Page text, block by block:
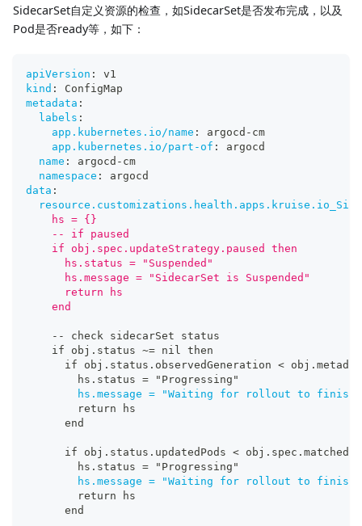
SidecarSet自定义资源的检查，如SidecarSet是否发布完成，以及
Pod是否ready等，如下：
apiVersion :
v1
kind :
ConfigMap
metadata :
labels :
app.kubernetes.io/name : argocd - cm
app.kubernetes.io/part-of :
argocd
name : argocd - cm
namespace :
argocd
data :
    hs = {}
    -- if paused
    if obj.spec.updateStrategy.paused then
      hs.status = "Suspended"
      hs.message = "SidecarSet is Suspended"
      return hs
    end
- -
check sidecarSet status
    if obj.status ~= nil then
if obj.status.observedGeneration <
        hs.status = "Progressing"
hs.message = "Waiting for rollout to finish
        return hs
      end
if obj.status.updatedPods <
        hs.status = "Progressing"
hs.message = "Waiting for rollout to finish
        return hs
      end